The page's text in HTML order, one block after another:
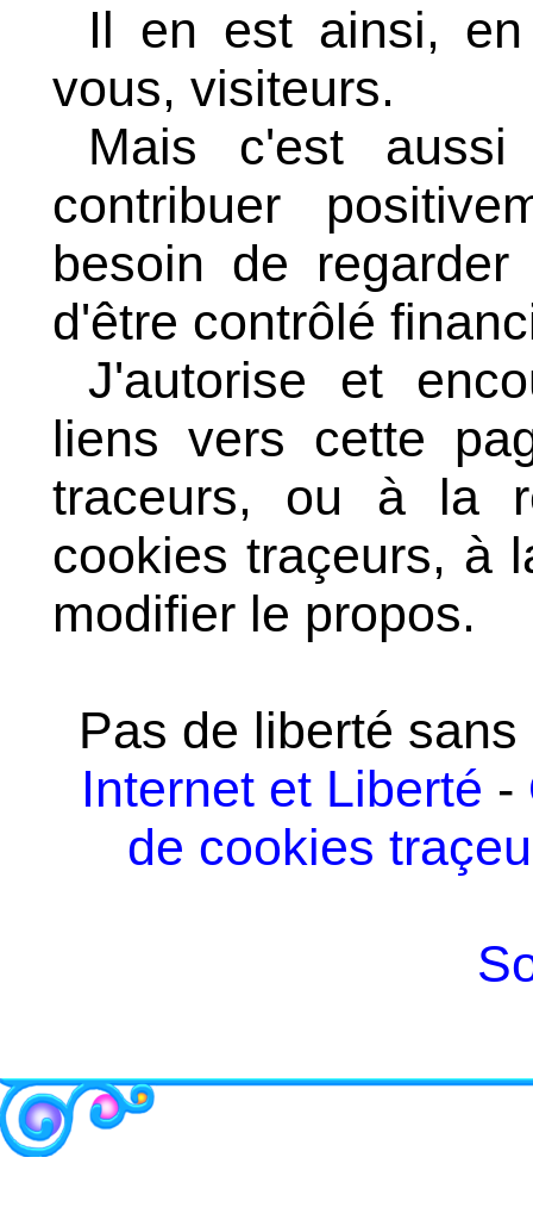
Il en est ainsi,
vous, visiteurs.
Mais c'est
contribuer
besoin de
d'être contrôlé
J'autorise et
liens vers cette
traceurs, ou à la
cookies traçeurs, à
modifier le propos.
Pas de liberté
Internet et Liberté -
de cookies